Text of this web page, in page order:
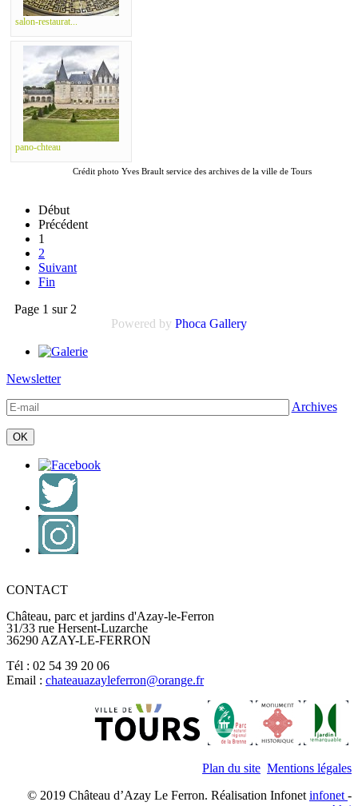
salon-restaurat...
pano-chteau
Crédit photo Yves Brault service des archives de la ville de Tours
Début
Précédent
1
2
Suivant
Fin
Page 1 sur 2
Powered by Phoca Gallery
Newsletter
Archives
CONTACT
Château, parc et jardins d'Azay-le-Ferron
31/33 rue Hersent-Luzarche
36290 AZAY-LE-FERRON
Tél : 02 54 39 20 06
Email : chateauazayleferron@orange.fr
Plan du site Mentions légales
© 2019 Château d’Azay Le Ferron. Réalisation Infonet infonet -